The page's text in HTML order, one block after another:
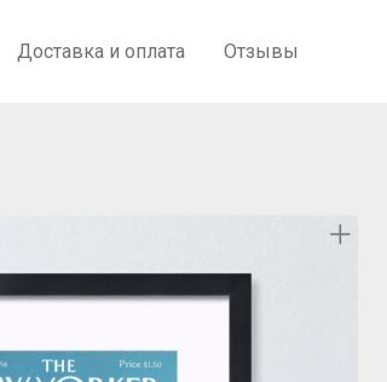
Доставка и оплата Отзывы